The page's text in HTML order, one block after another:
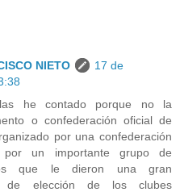
NIETO
17 de
he contado porque no la
o confederación oficial de
por una confederación
un importante grupo de
que le dieron una gran
de elección de los clubes